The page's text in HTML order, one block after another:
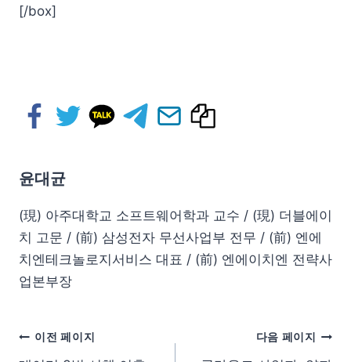
[/box]
윤대균
(現) 아주대학교 소프트웨어학과 교수 / (現) 더블에이
치 고문 / (前) 삼성전자 무선사업부 전무 / (前) 엔에
치엔테크놀로지서비스 대표 / (前) 엔에이치엔 전략사
업본부장
이전 페이지 다음 페이지